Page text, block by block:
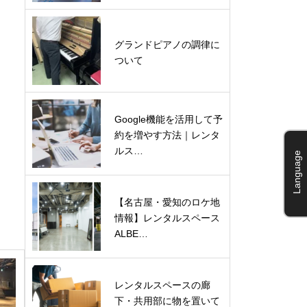
グランドピアノの調律に
ついて
Google機能を活用して予
約を増やす方法｜レンタ
ルス…
【名古屋・愛知のロケ地
情報】レンタルスペース
ALBE…
レンタルスペースの廊
下・共用部に物を置いて
Language